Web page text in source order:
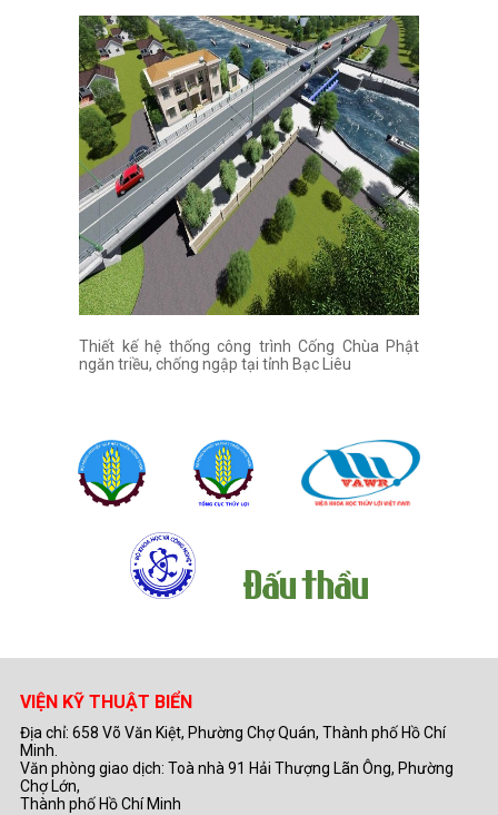
Thiết kế hệ thống công trình Cống Chùa Phật
ngăn triều, chống ngập tại tỉnh Bạc Liêu
VIỆN KỸ THUẬT BIỂN
Địa chỉ: 658 Võ Văn Kiệt, Phường Chợ Quán, Thành phố Hồ Chí
Minh.
Văn phòng giao dịch: Toà nhà 91 Hải Thượng Lãn Ông, Phường
Chợ Lớn,
Thành phố Hồ Chí Minh